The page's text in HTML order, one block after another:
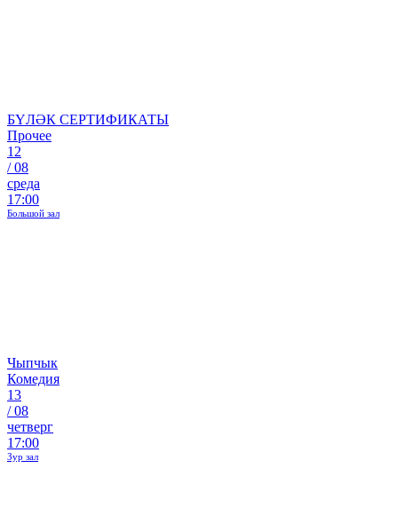
БҮЛӘК СЕРТИФИКАТЫ
Прочее
12
/08
среда
17:00
Большой зал
Чыпчык
Комедия
13
/08
четверг
17:00
Зур зал